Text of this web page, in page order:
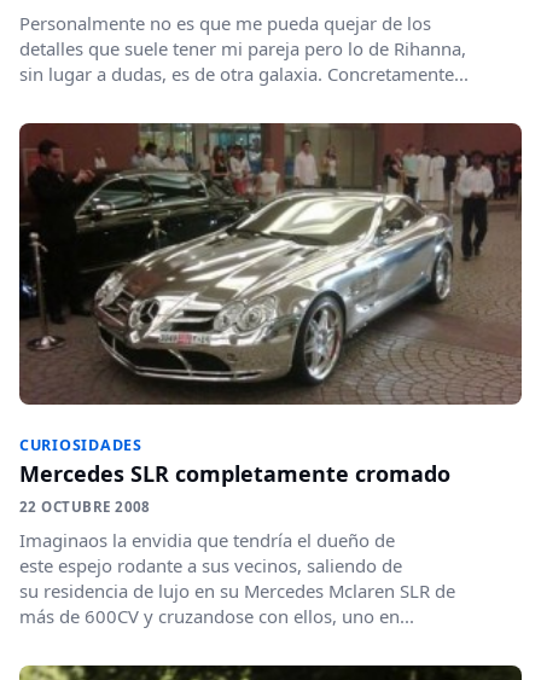
Personalmente no es que me pueda quejar de los
detalles que suele tener mi pareja pero lo de Rihanna,
sin lugar a dudas, es de otra galaxia. Concretamente...
CURIOSIDADES
Mercedes SLR completamente cromado
22 OCTUBRE 2008
Imaginaos la envidia que tendría el dueño de
este espejo rodante a sus vecinos, saliendo de
su residencia de lujo en su Mercedes Mclaren SLR de
más de 600CV y cruzandose con ellos, uno en...